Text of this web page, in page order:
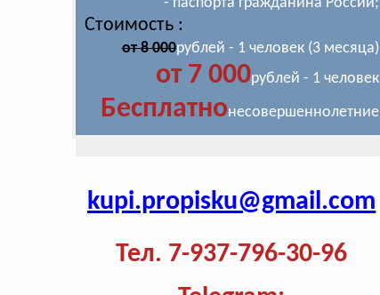
- паспорта гражданина России;
Стоимость :
от 8 000рублей - 1 человек (3 месяца)
от 7 000рублей - 1 человек
Бесплатнонесовершеннолетние
kupi.propisku@gmail.com
Тел. 7-937-796-30-96